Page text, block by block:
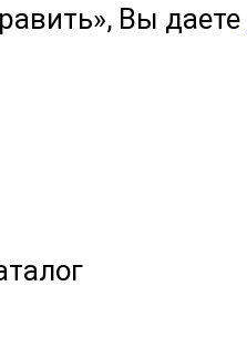
Вы даете